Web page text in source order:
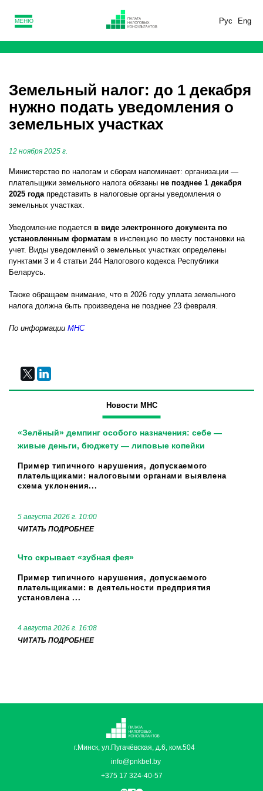
Рус Eng
МЕНЮ
Земельный налог: до 1 декабря
нужно подать уведомления о
земельных участках
12 ноября 2025 г.
Министерство по налогам и сборам напоминает: организации —
плательщики земельного налога обязаны не позднее 1 декабря
2025 годапредставить в налоговые органы уведомления о
земельных участках.
Уведомление подается в виде электронного документа по
установленным форматам в инспекцию по месту постановки на
учет. Виды уведомлений о земельных участках определены
пунктами 3 и 4 статьи 244 Налогового кодекса Республики
Беларусь.
Также обращаем внимание, что в 2026 году уплата земельного
налога должна быть произведена не позднее 23 февраля.
По информации МНС
Новости МНС
«Зелёный» демпинг особого назначения: себе —
живые деньги, бюджету — липовые копейки
Пример типичного нарушения, допускаемого
плательщиками: налоговыми органами выявлена
схема уклонения...
5 августа 2026 г. 10:00
ЧИТАТЬ ПОДРОБНЕЕ
Что скрывает «зубная фея»
Пример типичного нарушения, допускаемого
плательщиками: в деятельности предприятия
установлена ...
4 августа 2026 г. 16:08
ЧИТАТЬ ПОДРОБНЕЕ
г.Минск, ул.Пугачёвская, д.6, ком.504
info@pnkbel.by
+375 17 324-40-57